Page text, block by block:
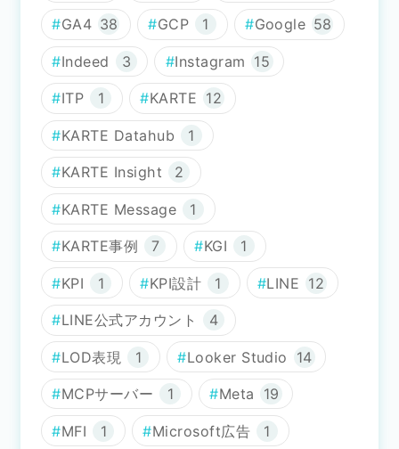
GA4 38 GCP 1 Google 58
Indeed 3 Instagram 15
ITP 1 KARTE 12
KARTE Datahub 1
KARTE Insight 2
KARTE Message 1
KARTE事例 7 KGI 1
KPI 1 KPI設計 1 LINE 12
LINE公式アカウント 4
LOD表現 1 Looker Studio 14
MCPサーバー 1 Meta 19
MFI 1 Microsoft広告 1